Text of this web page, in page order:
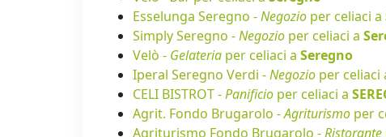
Esselunga Seregno -Negozio per celiaci a
Simply Seregno -Negozio per celiaci a
Velò - Gelateria per celiaci a Seregno
Iperal Seregno Verdi -Negozio per celiaci
CELI BISTROT -Panificio per celiaci a
Agrit. Fondo Brugarolo -Agriturismo per
Agriturismo Fondo Brugarolo -Ristorante